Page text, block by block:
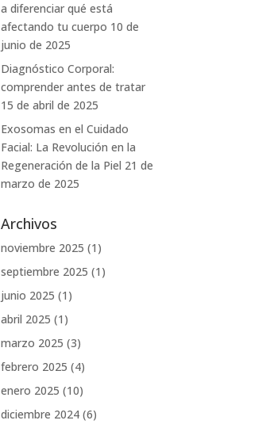
a diferenciar qué está
afectando tu cuerpo 10 de
junio de 2025
Diagnóstico Corporal:
comprender antes de tratar
15 de abril de 2025
Exosomas en el Cuidado
Facial: La Revolución en la
Regeneración de la Piel 21 de
marzo de 2025
Archivos
noviembre 2025 (1)
septiembre 2025 (1)
junio 2025 (1)
abril 2025 (1)
marzo 2025 (3)
febrero 2025 (4)
enero 2025 (10)
diciembre 2024 (6)